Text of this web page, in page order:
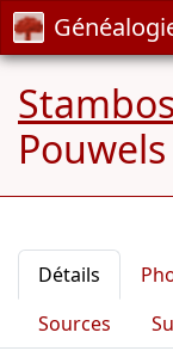
Pouwels
Détails
Sources